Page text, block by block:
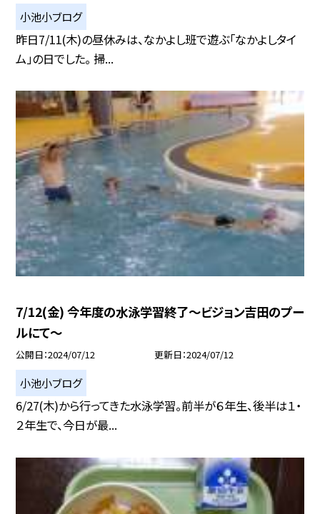
小池小ブログ
昨日7/11(木)の昼休みは、なかよし班で遊ぶ「なかよしタイ
ム」の日でした。 掃...
7/12(金) 今年度の水泳学習終了〜ビジョン吉田のプー
ルにて〜
公開日 2024/07/12 更新日 2024/07/12
小池小ブログ
6/27(木)から行ってきた水泳学習。前半が６年生、後半は１・
２年生で、今日が最...